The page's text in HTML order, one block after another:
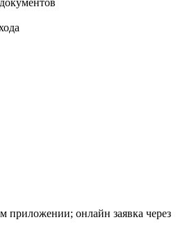
приложении; онлайн заявка через